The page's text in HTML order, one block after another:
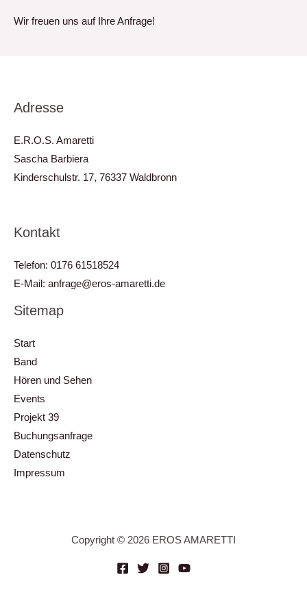
Wir freuen uns auf Ihre Anfrage!
Adresse
E.R.O.S. Amaretti
Sascha Barbiera
Kinderschulstr. 17, 76337 Waldbronn
Kontakt
Telefon: 0176 61518524
E-Mail: anfrage@eros-amaretti.de
Sitemap
Start
Band
Hören und Sehen
Events
Projekt 39
Buchungsanfrage
Datenschutz
Impressum
Copyright © 2026 EROS AMARETTI